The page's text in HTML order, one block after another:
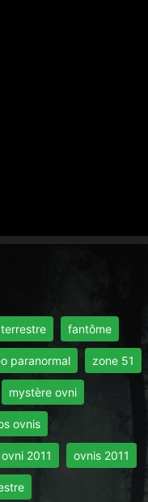
fantôme
paranormal zone 51
mystère ovni
ovnis
ovni 2011 ovnis 2011